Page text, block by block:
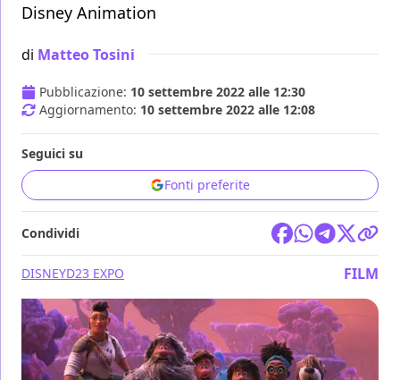
Disney Animation
di Matteo Tosini
Pubblicazione: 10 settembre 2022 alle 12:30
Aggiornamento: 10 settembre 2022 alle 12:08
Seguici su
Fonti preferite
Condividi
DISNEYD23 EXPO FILM